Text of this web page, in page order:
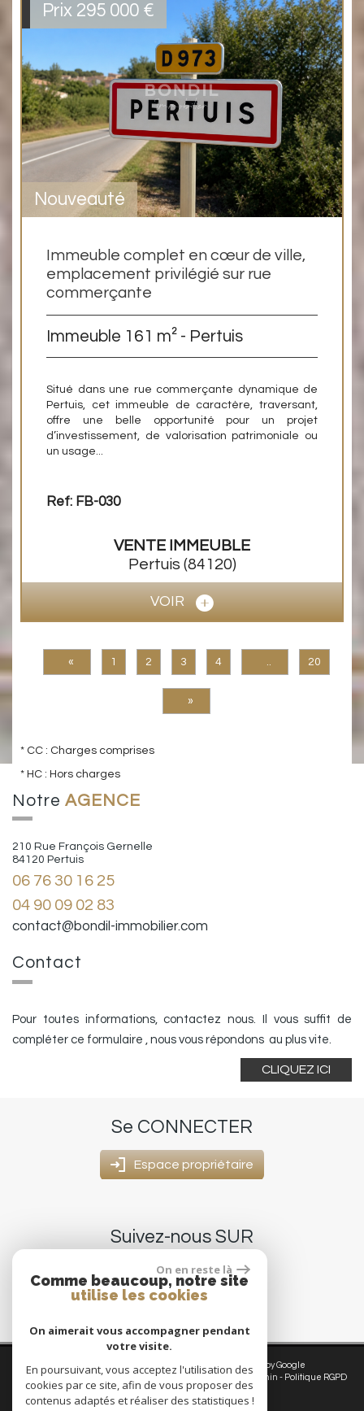
Nouveauté
Prix 295 000 €
Immeuble complet en cœur de ville,
emplacement privilégié sur rue
commerçante
Immeuble 161 m² - Pertuis
Situé dans une rue commerçante dynamique de
Pertuis, cet immeuble de caractère, traversant,
offre une belle opportunité pour un projet
d’investissement, de valorisation patrimoniale ou
un usage...
Ref: FB-030
VENTE
IMMEUBLE
Pertuis (84120)
VOIR
« 1 2 3 4 .. 20
»
* CC : Charges comprises
* HC : Hors charges
Notre AGENCE
210 Rue François Gernelle
84120 Pertuis
06 76 30 16 25
04 90 09 02 83
contact@bondil-immobilier.com
Contact
Pour toutes informations, contactez nous. Il vous suffit de
compléter ce formulaire , nous vous répondons au plus vite.
CLIQUEZ ICI
Se CONNECTER
Espace propriétaire
Suivez-nous SUR
© 2026 | Tous droits réservés | Traduction powered by Google
Plan du site
Mentions légales Nos honoraires Admin - Politique RGPD
Site internet compatible multi-supports,
On en reste là
Comme beaucoup, notre site
utilise les cookies
On aimerait vous accompagner pendant
votre visite.
En poursuivant, vous acceptez l'utilisation des
cookies par ce site, afin de vous proposer des
contenus adaptés et réaliser des statistiques !